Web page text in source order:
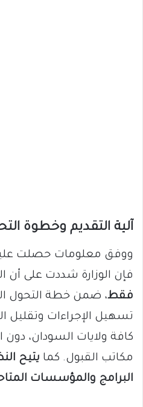
آلية التقديم وخطوة
ووفق معلومات حصلت
فإن الوزارة شددت على أن
فقط، ضمن خطة التحول
تسهيل الإجراءات وتقليل
كافة ولايات السودان، دون
مكاتب القبول. كما يتيح
البرامج والمؤسسات